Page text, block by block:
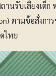
รับเลี้ยงเด็ก
ตามข้อสั่งก
ไทย